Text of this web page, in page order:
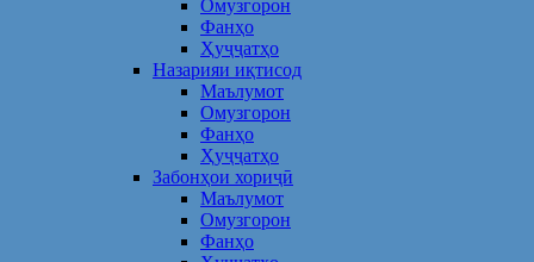
Омузгорон
Фанҳо
Ҳуҷҷатҳо
Назарияи иқтисод
Маълумот
Омузгорон
Фанҳо
Ҳуҷҷатҳо
Забонҳои хориҷӣ
Маълумот
Омузгорон
Фанҳо